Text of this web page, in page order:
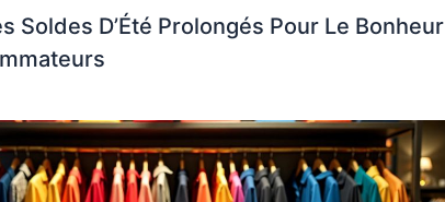
Soldes D’Été Prolongés Pour Le Bonheur